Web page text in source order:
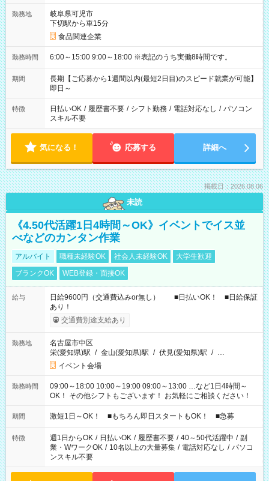
勤務地
岐阜県可児市
下切駅から車15分
食品関連企業
勤務時間 6:00～15:00 9:00～18:00 ※表記のうち実働8時間です。
期間
長期【ご応募から1週間以内(最短2日目)のスピード就業が可能】
即日～
特徴 日払いOK / 履歴書不要 / シフト勤務 / 電話対応なし / パソコン
スキル不要
気になる！ 応募する 詳細へ
掲載日：2026.08.06
未読
《4.50代活躍1日4時間～OK》イベントでイス並
べなどのカンタン作業
アルバイト 職種未経験OK 社会人未経験OK
大学生歓迎
ブランクOK
WEB登録・面接OK
給与
日給9600円（交通費込みor無し） ■日払いOK！ ■日給保証
あり！
交通費別途支給あり
勤務地
名古屋市中区
栄(愛知県)駅 / 金山(愛知県)駅 / 伏見(愛知県)駅 / …
イベント会場
勤務時間
09:00～18:00 10:00～19:00 09:00～13:00 …など1日4時間～
OK！ その他シフトもございます！ お気軽にご相談ください！
期間 激短1日～OK！ ■もちろん即日スタートもOK！ ■急募
特徴 週1日からOK / 日払いOK / 履歴書不要 / 40～50代活躍中 / 副
業・WワークOK / 10名以上の大量募集 / 電話対応なし / パソコ
ンスキル不要